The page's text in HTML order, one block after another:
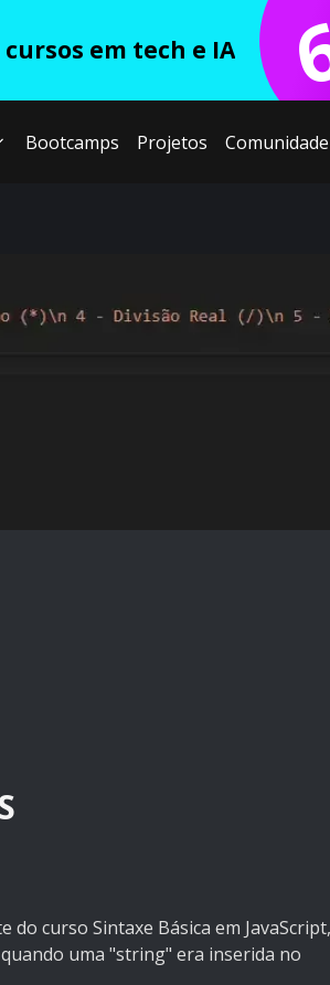
cursos em tech e IA
Bootcamps Projetos Comunidade
do curso Sintaxe Básica em JavaScript,
uma "string" era inserida no